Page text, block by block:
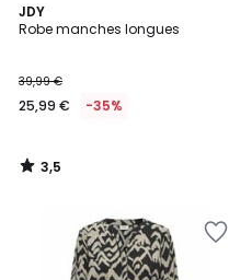
JDY
Robe manches longues
39,99 €
25,99 € -35%
3,5
/ 5
3,5
/